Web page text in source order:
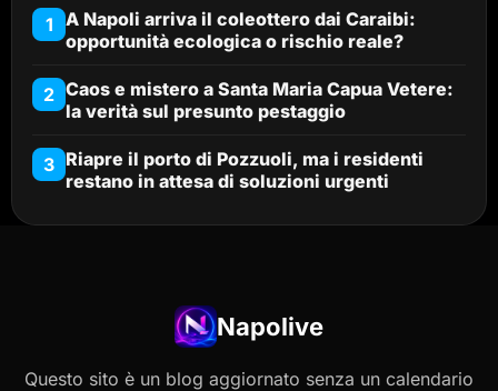
1 A Napoli arriva il coleottero dai Caraibi:
opportunità ecologica o rischio reale?
2 Caos e mistero a Santa Maria Capua Vetere:
la verità sul presunto pestaggio
3 Riapre il porto di Pozzuoli, ma i residenti
restano in attesa di soluzioni urgenti
Napolive
Questo sito è un blog aggiornato senza un calendario